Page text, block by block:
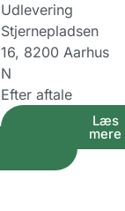
Udlevering
Stjernepladsen
16, 8200 Aarhus
N
Efter aftale
Læs
mere